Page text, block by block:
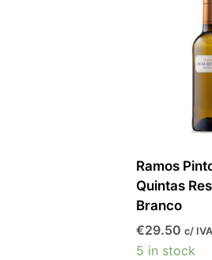
Ramos
Quintas
Branco
€29.50 c/ IVA
5 in stock